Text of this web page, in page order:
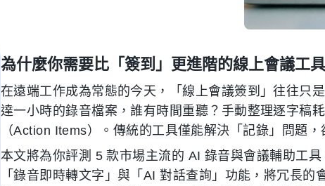
為什麼你需要比「簽到」更進階的線上會議工
在遠端工作成為常態的今天，「線上會議簽到」往往只
達一小時的錄音檔案，誰有時間重聽？手動整理逐字稿
（Action Items）。傳統的工具僅能解決「記錄」問題
本文將為你評測 5 款市場主流的 AI 錄音與會議輔助工
「錄音即時轉文字」與「AI 對話查詢」功能，將冗長